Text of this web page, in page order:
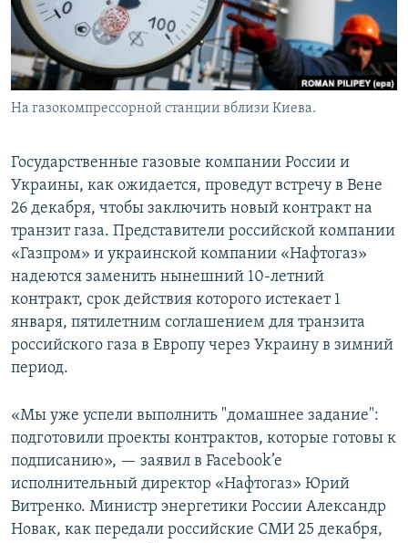
На газокомпрессорной станции вблизи Киева.
Государственные газовые компании России и
Украины, как ожидается, проведут встречу в Вене
26 декабря, чтобы заключить новый контракт на
транзит газа. Представители российской компании
«Газпром» и украинской компании «Нафтогаз»
надеются заменить нынешний 10-летний
контракт, срок действия которого истекает 1
января, пятилетним соглашением для транзита
российского газа в Европу через Украину в зимний
период.
«Мы уже успели выполнить "домашнее задание":
подготовили проекты контрактов, которые готовы к
подписанию», — заявил в Facebook’e
исполнительный директор «Нафтогаз» Юрий
Витренко. Министр энергетики России Александр
Новак, как передали российские СМИ 25 декабря,